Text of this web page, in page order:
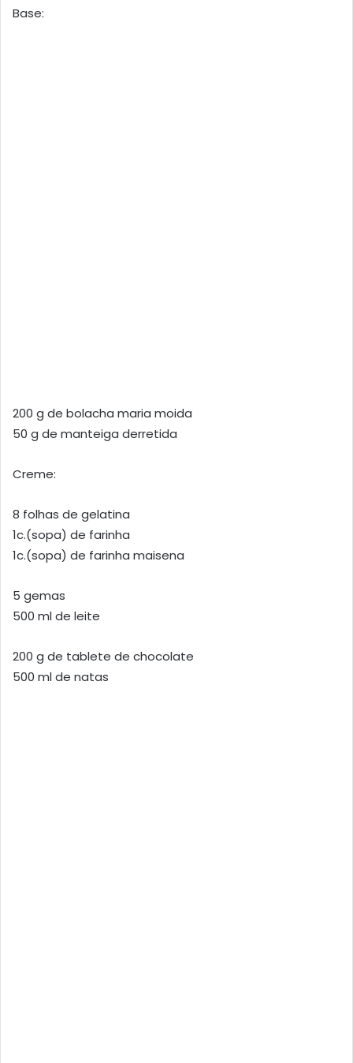
Base:
200 g de bolacha maria moida
50 g de manteiga derretida
Creme:
8 folhas de gelatina
1c.(sopa) de farinha
1c.(sopa) de farinha maisena
5 gemas
500 ml de leite
200 g de tablete de chocolate
500 ml de natas